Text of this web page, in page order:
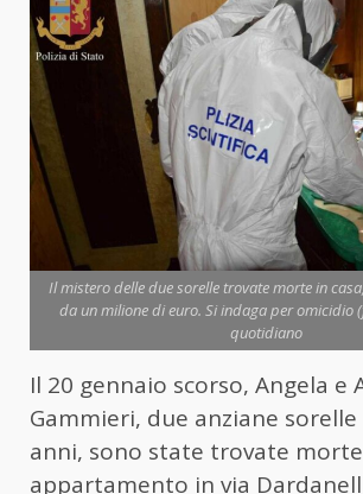
Il mistero delle due sorelle trovate morte in
da un milione di euro. Si indaga per omicidio
quotidiano
Il 20 gennaio scorso, Angela e
Gammieri, due anziane sorelle
anni, sono state trovate
appartamento in via